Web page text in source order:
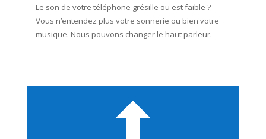
Le son de votre téléphone grésille ou est faible ?
Vous n’entendez plus votre sonnerie ou bien votre
musique. Nous pouvons changer le haut parleur.